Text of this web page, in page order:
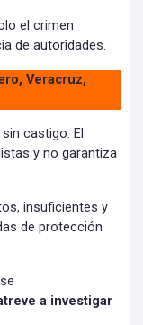
el crimen
de autoridades.
Veracruz,
castigo. El
y no garantiza
insuficientes y
de protección
a investigar